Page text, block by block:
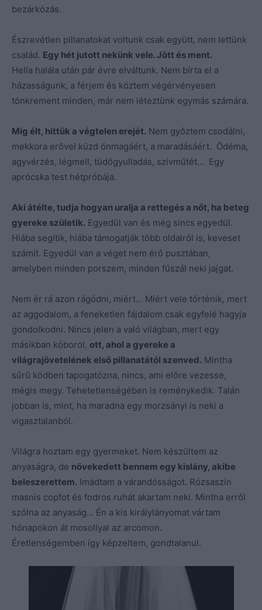
bezárkózás.
Észrevétlen pillanatokat voltunk csak együtt, nem lettünk
család. Egy hét jutott nekünk vele. Jött és ment.
Hella halála után pár évre elváltunk. Nem bírta el a
házasságunk, a férjem és köztem végérvényesen
tönkrement minden, már nem léteztünk egymás számára.
Míg élt, hittük a végtelen erejét. Nem győztem csodálni,
mekkora erővel küzd önmagáért, a maradásáért. Ödéma,
agyvérzés, légmell, tüdőgyulladás, szívműtét… Egy
aprócska test hétpróbája.
Aki átélte, tudja hogyan uralja a rettegés a nőt, ha beteg
gyereke születik. Egyedül van és még sincs egyedül.
Hiába segítik, hiába támogatják több oldalról is, keveset
számít. Egyedül van a véget nem érő pusztában,
amelyben minden porszem, minden fűszál neki jajgat.
Nem ér rá azon rágódni, miért… Miért vele történik, mert
az aggodalom, a feneketlen fájdalom csak egyfelé hagyja
gondolkodni. Nincs jelen a való világban, mert egy
másikban kóborol, ott, ahol a gyereke a
világrajövetelének első pillanatától szenved. Mintha
sűrű ködben tapogatózna, nincs, ami előre vezesse,
mégis megy. Tehetetlenségében is reménykedik. Talán
jobban is, mint, ha maradna egy morzsányi is neki a
vigasztalanból.
Világra hoztam egy gyermeket. Nem készültem az
anyaságra, de növekedett bennem egy kislány, akibe
beleszerettem. Imádtam a várandósságot. Rózsaszín
masnis copfot és fodros ruhát akartam neki. Mintha erről
szólna az anyaság… Én a kis királylányomat vártam
hónapokon át mosollyal az arcomon.
Éretlenségemben így képzeltem, gondtalanul.